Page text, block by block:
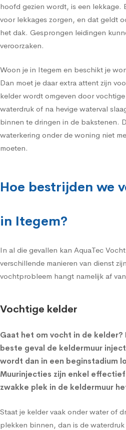
hoofd gezien wordt, is een lekkage.
voor lekkages zorgen, en dat geldt
het dak. Gesprongen leidingen
veroorzaken.
Woon je in Itegem en beschikt je
Dan moet je daar extra attent zijn
kelder wordt omgeven door
waterdruk of na hevige waterval
binnen te dringen in de bakstenen.
waterkering onder de woning niet
moeten.
Hoe bestrijden we
in Itegem?
In al die gevallen kan AquaTec
verschillende manieren van dienst
vochtprobleem hangt namelijk af
Vochtige kelder
Gaat het om vocht in de kelder?
beste geval de keldermuur
wordt dan in een beginstadium
Muurinjecties zijn enkel
zwakke plek in de keldermuur
Staat je kelder vaak onder water of
plekken binnen, dan is de